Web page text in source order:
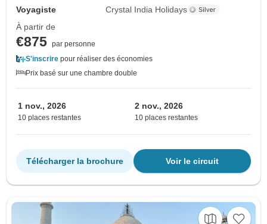
Voyagiste
Crystal India Holidays
À partir de
€875 par personne
S'inscrire pour réaliser des économies
Prix basé sur une chambre double
1 nov., 2026
10 places restantes
2 nov., 2026
10 places restantes
Voir le circuit
Télécharger la brochure